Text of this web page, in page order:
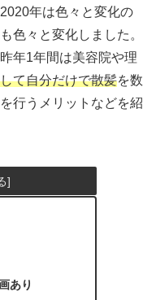
年は色々と変化の
色々と変化しました。
年1年間は美容院や理
て自分だけで散髪を数
行うメリットなどを紹
あり